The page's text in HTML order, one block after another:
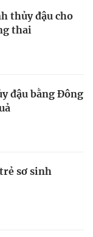
thủy đậu cho
thai
đậu bằng Đông
sơ sinh